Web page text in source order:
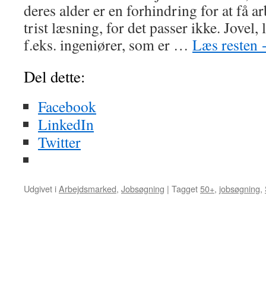
deres alder er en forhindring for at få
trist læsning, for det passer ikke. Jovel,
f.eks. ingeniører, som er … Læs resten
Del dette:
Facebook
LinkedIn
Twitter
Udgivet iArbejdsmarked, Jobsøgning | Tagget50+, jobsøgning,